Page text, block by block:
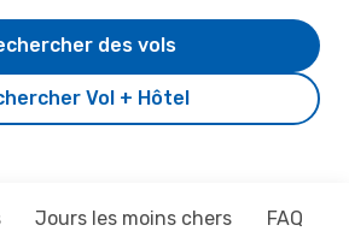
Vol + Hôtel
des vols
Jours les moins chers FAQ